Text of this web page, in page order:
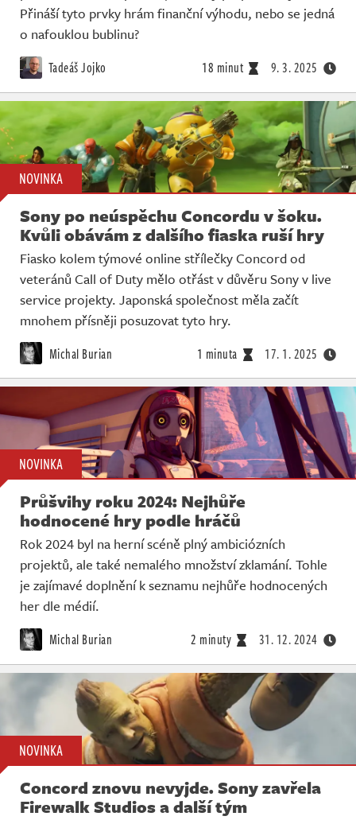
Přináší tyto prvky hrám finanční výhodu, nebo se jedná
o nafouklou bublinu?
Tadeáš Jojko 18 minut 9. 3. 2025
NOVINKA
Sony po neúspěchu Concordu v šoku.
Kvůli obávám z dalšího fiaska ruší hry
Fiasko kolem týmové online střílečky Concord od
veteránů Call of Duty mělo otřást v důvěru Sony v live
service projekty. Japonská společnost měla začít
mnohem přísněji posuzovat tyto hry.
Michal Burian 1 minuta 17. 1. 2025
NOVINKA
Průšvihy roku 2024: Nejhůře
hodnocené hry podle hráčů
Rok 2024 byl na herní scéně plný ambiciózních
projektů, ale také nemalého množství zklamání. Tohle
je zajímavé doplnění k seznamu nejhůře hodnocených
her dle médií.
Michal Burian 2 minuty 31. 12. 2024
NOVINKA
Concord znovu nevyjde. Sony zavřela
Firewalk Studios a další tým